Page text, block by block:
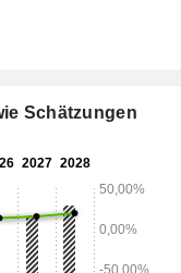
Schätzungen